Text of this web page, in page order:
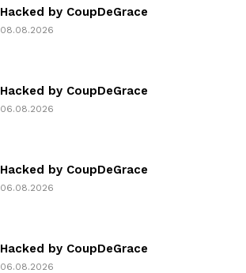
Hacked by CoupDeGrace
08.08.2026
Hacked by CoupDeGrace
06.08.2026
Hacked by CoupDeGrace
06.08.2026
Hacked by CoupDeGrace
06.08.2026